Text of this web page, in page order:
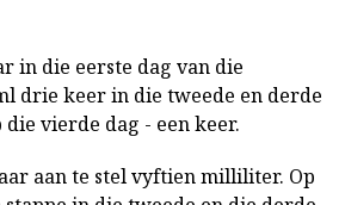
in die eerste dag van die
drie keer in die tweede en derde
die vierde dag - een keer.
aan te stel vyftien milliliter. Op